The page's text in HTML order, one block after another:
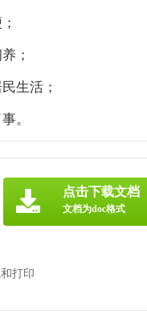
；
生活；
。
打印
点击下载文档
文档为doc格式